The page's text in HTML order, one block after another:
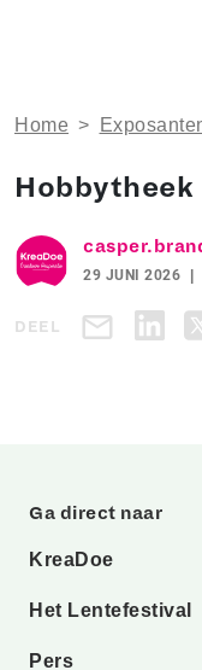
Home >
Hobbytheek
29 JUNI 2026
DEEL
Ga direct naar
KreaDoe
Het Lentefestival
Pers